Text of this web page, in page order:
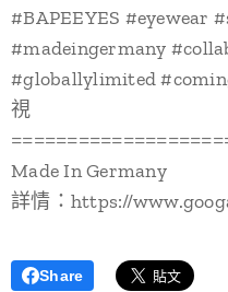
#BAPEEYES #eyewear
#madeingermany
#globallylimited
視
Made In Germany
詳情：https://
Share